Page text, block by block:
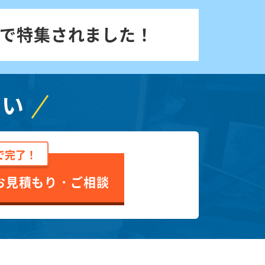
特集されました！
完了！
見積もり・ご相談